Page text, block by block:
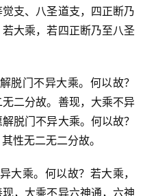
支、八圣道支，四正断乃
大乘，若四正断乃至八圣
脱门不异大乘。何以故？
二分故。善现，大乘不异
脱门不异大乘。何以故？
性无二无二分故。
大乘。何以故？若大乘，
，大乘不异六神通，六神